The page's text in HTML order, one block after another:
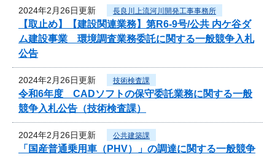
2024年2月26日更新 長良川上流河川開発工事事務所
【取止め】【建設関連業務】第R6-9号/公共 内ケ谷ダ
ム建設事業 環境調査業務委託に関する一般競争入札
公告
2024年2月26日更新 技術検査課
令和6年度 CADソフトの保守委託業務に関する一般
競争入札公告（技術検査課）
2024年2月26日更新 公共建築課
「国産普通乗用車（PHV）」の調達に関する一般競争